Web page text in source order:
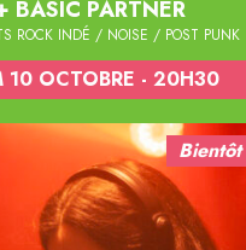
BASIC PARTNER
ROCK INDÉ / NOISE / POST PUNK
10 OCTOBRE - 20H30